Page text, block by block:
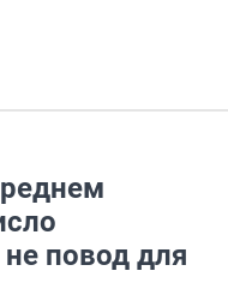
повод для